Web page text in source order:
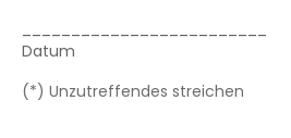
Datum
(*) Unzutreffendes streichen